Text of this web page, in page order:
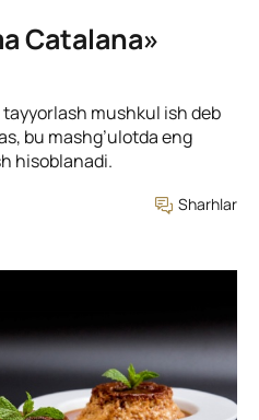
Catalana»
mushkul ish deb
bu mashg’ulotda eng
hisoblanadi.
Sharhlar